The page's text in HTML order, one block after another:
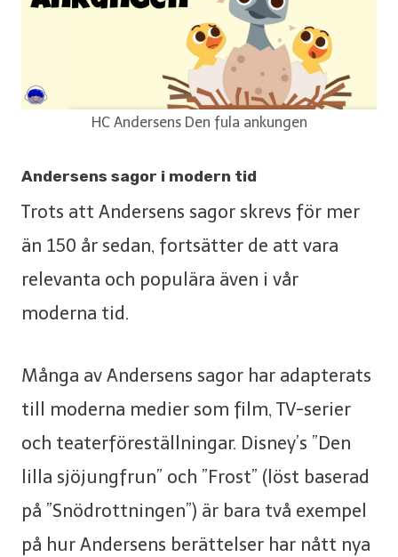
HC Andersens Den fula ankungen
Andersens sagor i modern tid
Trots att Andersens sagor skrevs för mer
än 150 år sedan, fortsätter de att vara
relevanta och populära även i vår
moderna tid.
Många av Andersens sagor har adapterats
till moderna medier som film, TV-serier
och teaterföreställningar. Disney’s ”Den
lilla sjöjungfrun” och ”Frost” (löst baserad
på ”Snödrottningen”) är bara två exempel
på hur Andersens berättelser har nått nya